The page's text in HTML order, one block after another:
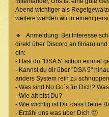
Abend wichtiger als
weitere werden wir in einem
🔹 Anmeldung: Bei Interesse
direkt über Discord an filrian)
ein:
- Hast du "DSA 5" schon einmal
- Kannst du dir über "DSA 5"
anders System rein zu
- Was sind No Go´s für Dich?
- Wie alt bist Du?
- Wie wichtig ist Dir, dass Deine
- Erzähl uns was über Dich 🙂